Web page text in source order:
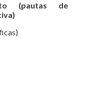
(pautas de